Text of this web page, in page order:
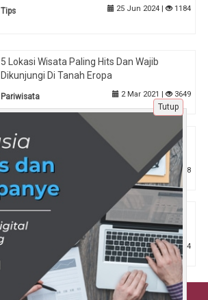
Tips 25 Jun 2024 | 1184
5 Lokasi Wisata Paling Hits Dan Wajib
Dikunjungi Di Tanah Eropa
Pariwisata 2 Mar 2021 | 3649
Aneka Macam Resep Masakan Sehari-hari
yang Praktis Andalan Para Ibu
Kuliner 29 Nov 2021 | 2168
Lomba 17 Agustus Paling Absurd yang
Dijamin Bikin Ngakak
Tips 2 Apr 2025 | 584
Tutup